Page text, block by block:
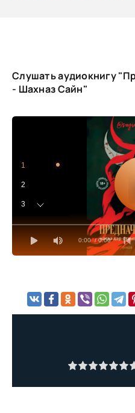
Слушать аудиокнигу
- Шахназ Сайн"
0:00 / 0:00
1
2
3
4